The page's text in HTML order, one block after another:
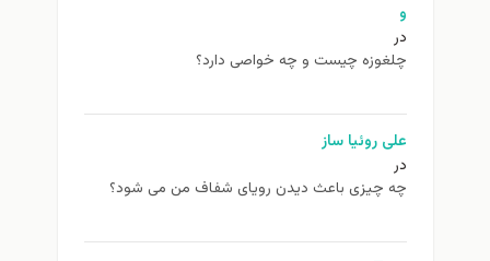
و
در
چلغوزه چیست و چه خواصی دارد؟
علی روئیا ساز
در
چه چیزی باعث دیدن رویای شفاف من می شود؟